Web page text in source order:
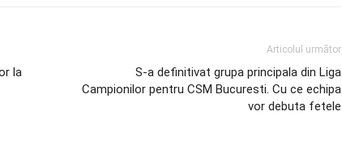
la
Articolul următor
S-a definitivat grupa principala din Liga
Campionilor pentru CSM Bucuresti. Cu ce echipa
vor debuta fetele